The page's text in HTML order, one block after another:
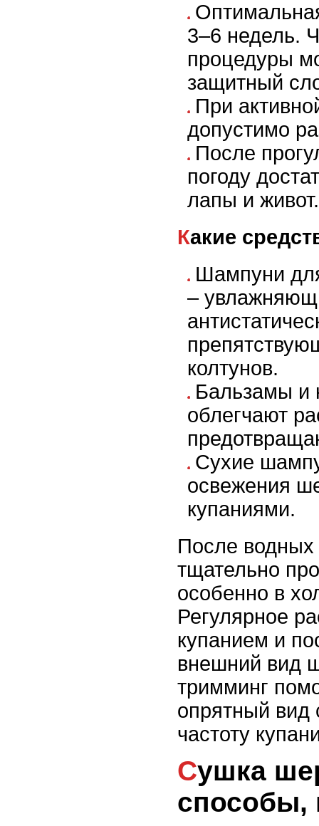
3–6 недель.
процедуры
защитный
При
допустимо
После
погоду
лапы и живот.
Какие
Шампуни
–
колтунов.
Бальзамы и
облегчают
Сухие
освежения
купаниями.
После
тщательно
особенно в
Регулярное
купанием и
внешний вид
тримминг
опрятный вид
частоту
Сушка шерсти: